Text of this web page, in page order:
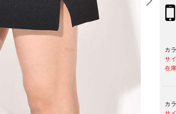
カ
サ
在
カ